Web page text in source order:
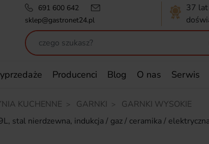
691 600 642
sklep@gastronet24.pl
37 lat
Producenci Blog O nas Serwis
KUCHENNE GARNKI
GARNKI WYSOKIE
stal nierdzewna, indukcja / gaz / ceramika /